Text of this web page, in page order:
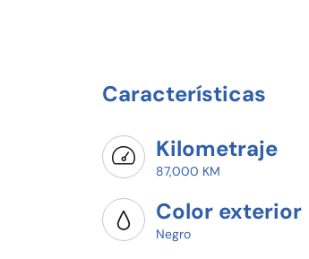
Características
Kilometraje
87,000 KM
Color exterior
Negro